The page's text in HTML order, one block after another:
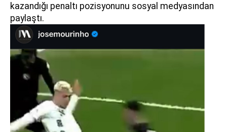
kazandığı penaltı pozisyonunu sosyal medyasından
paylaştı.